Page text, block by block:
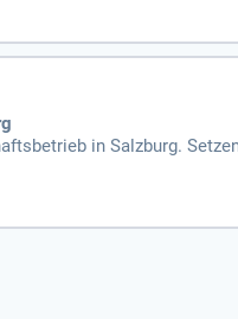
in Salzburg.
und